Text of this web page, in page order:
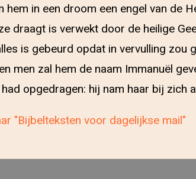
in een droom een engel van de
draagt is verwekt door de heilige
is gebeurd opdat in vervulling
zal hem de naam Immanuël
opgedragen: hij nam haar bij zich
"Bijbelteksten voor dagelijkse mail"